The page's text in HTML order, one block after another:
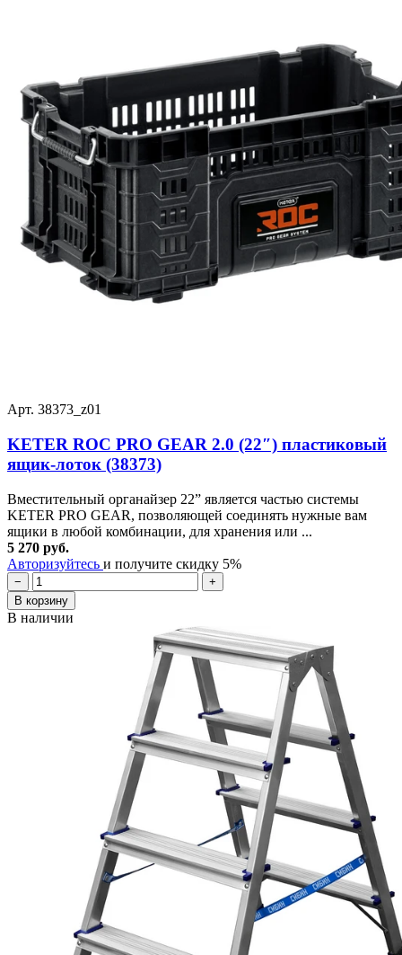
Арт. 38373_z01
KETER ROC PRO GEAR 2.0 (22″) пластиковый
ящик-лоток (38373)
Вместительный органайзер 22” является частью системы
KETER PRO GEAR, позволяющей соединять нужные вам
ящики в любой комбинации, для хранения или ...
5 270 руб.
Авторизуйтесь и получите скидку 5%
−
+
В корзину
В наличии